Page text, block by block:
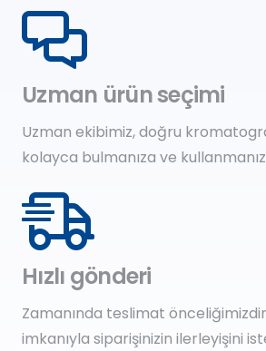
Uzman ürün seçimi
Uzman ekibimiz, doğru
kolayca bulmanıza ve
Hızlı gönderi
Zamanında teslimat
imkanıyla siparişinizin ilerleyişini